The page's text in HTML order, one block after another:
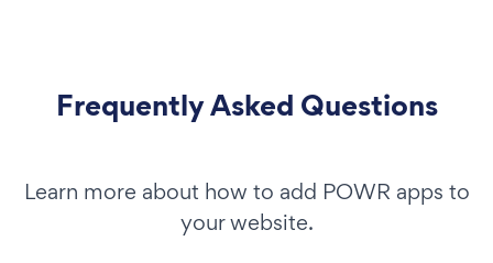
Frequently Asked Questions
Learn more about how to add POWR apps to
your website.